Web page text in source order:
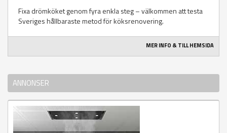
Fixa drömköket genom fyra enkla steg – välkommen att testa
Sveriges hållbaraste metod för köksrenovering.
MER INFO & TILL HEMSIDA
ANNONSER